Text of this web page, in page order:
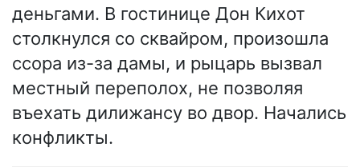
деньгами. В гостинице Дон Кихот
столкнулся со сквайром, произошла
ссора из-за дамы, и рыцарь вызвал
местный переполох, не позволяя
въехать дилижансу во двор. Начались
конфликты.